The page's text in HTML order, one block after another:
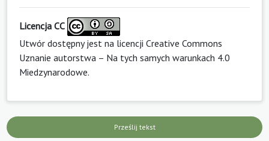
Licencja CC
Utwór dostępny jest na licencji Creative Commons
Uznanie autorstwa – Na tych samych warunkach 4.0
Miedzynarodowe.
Prześlij tekst